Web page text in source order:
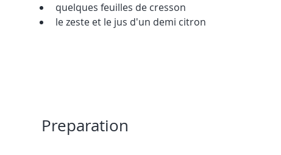
quelques feuilles de cresson
le zeste et le jus d'un demi citron
Preparation